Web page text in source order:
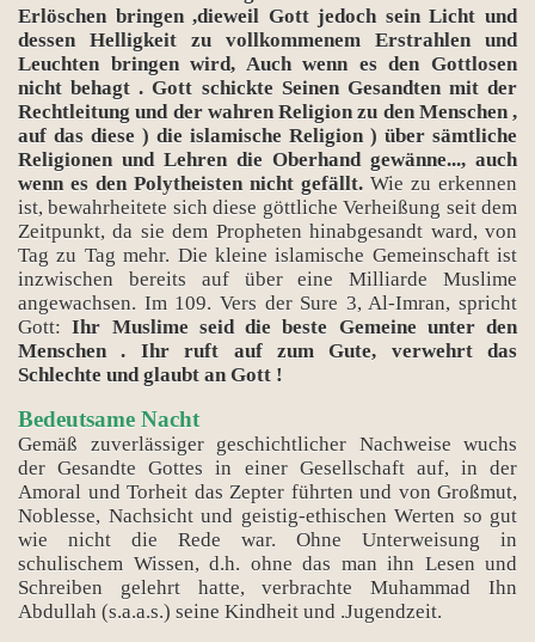
Erlöschen bringen ,dieweil Gott jedoch sein Licht und
dessen Helligkeit zu vollkommenem Erstrahlen und
Leuchten bringen wird, Auch wenn es den Gottlosen
nicht behagt . Gott schickte Seinen Gesandten mit der
Rechtleitung und der wahren Religion zu den Menschen ,
auf das diese ) die islamische Religion ) über sämtliche
Religionen und Lehren die Oberhand gewänne..., auch
wenn es den Polytheisten nicht gefällt. Wie zu erkennen
ist, bewahrheitete sich diese göttliche Verheißung seit dem
Zeitpunkt, da sie dem Propheten hinabgesandt ward, von
Tag zu Tag mehr. Die kleine islamische Gemeinschaft ist
inzwischen bereits auf über eine Milliarde Muslime
angewachsen. Im 109. Vers der Sure 3, Al-Imran, spricht
Gott:Ihr Muslime seid die beste Gemeine unter den
Menschen . Ihr ruft auf zum Gute, verwehrt das
Schlechte und glaubt an Gott !
Bedeutsame Nacht
Gemäß zuverlässiger geschichtlicher Nachweise wuchs
der Gesandte Gottes in einer Gesellschaft auf, in der
Amoral und Torheit das Zepter führten und von Großmut,
Noblesse, Nachsicht und geistig-ethischen Werten so gut
wie nicht die Rede war. Ohne Unterweisung in
schulischem Wissen, d.h. ohne das man ihn Lesen und
Schreiben gelehrt hatte, verbrachte Muhammad Ihn
Abdullah (s.a.a.s.) seine Kindheit und .Jugendzeit.